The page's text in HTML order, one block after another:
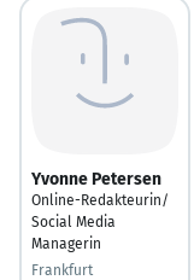
Yvonne Petersen
Online-Redakteurin/
Social Media
Managerin
Frankfurt